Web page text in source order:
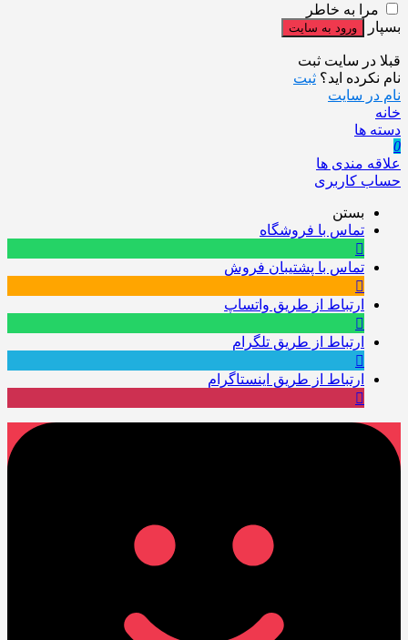
مرا به خاطر
بسپار
قبلا در سایت ثبت
نام نکرده اید؟ ثبت
نام در سایت
خانه
دسته ها
0
علاقه مندی ها
حساب کاربری
بستن
تماس با فروشگاه
تماس با پشتیبان فروش
ارتباط از طریق واتساپ
ارتباط از طریق تلگرام
ارتباط از طریق اینستاگرام